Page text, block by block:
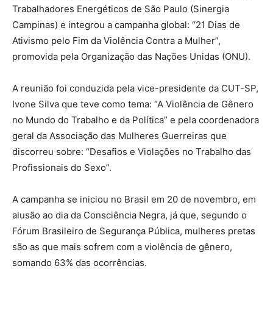
Trabalhadores Energéticos de São Paulo (Sinergia
Campinas) e integrou a campanha global: “21 Dias de
Ativismo pelo Fim da Violência Contra a Mulher”,
promovida pela Organização das Nações Unidas (ONU).
A reunião foi conduzida pela vice-presidente da CUT-SP,
Ivone Silva que teve como tema: “A Violência de Gênero
no Mundo do Trabalho e da Política” e pela coordenadora
geral da Associação das Mulheres Guerreiras que
discorreu sobre: “Desafios e Violações no Trabalho das
Profissionais do Sexo”.
A campanha se iniciou no Brasil em 20 de novembro, em
alusão ao dia da Consciência Negra, já que, segundo o
Fórum Brasileiro de Segurança Pública, mulheres pretas
são as que mais sofrem com a violência de gênero,
somando 63% das ocorrências.